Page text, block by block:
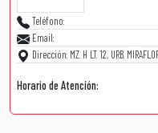
Teléfono:
Email:
Dirección: MZ. H LT. 12, URB.
Horario de Atención: